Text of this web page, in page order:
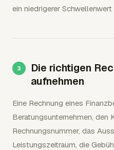
ein niedrigerer
Die richtigen
aufnehmen
Eine Rechnung eines
Beratungsunternehmen, den
Rechnungsnummer, das
Leistungszeitraum, die